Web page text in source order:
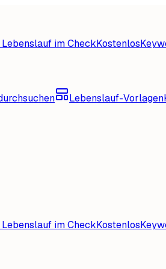
im CheckKostenlos
Lebenslauf-Vorlagen
im CheckKostenlos